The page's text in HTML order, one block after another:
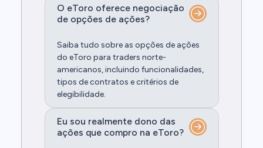
O eToro oferece negociação
de opções de ações?
Saiba tudo sobre as opções de ações
do eToro para traders norte-
americanos, incluindo funcionalidades,
tipos de contratos e critérios de
elegibilidade.
Eu sou realmente dono das
ações que compro na eToro?